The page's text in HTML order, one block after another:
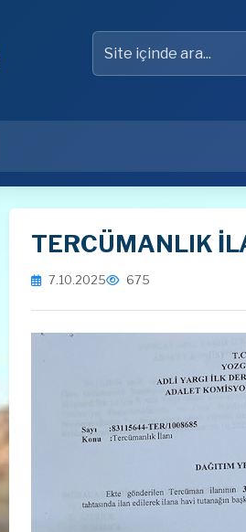
Site içinde ara
TERCÜMANLIK
7.10.2025 675